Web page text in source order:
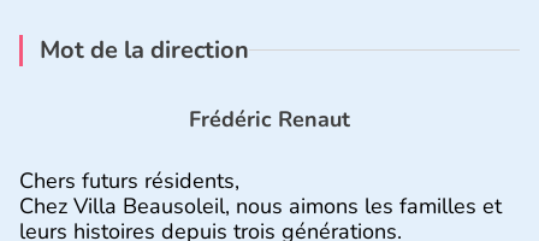
Mot de la direction
Frédéric Renaut
Chers futurs résidents,
Chez Villa Beausoleil, nous aimons les familles et
leurs histoires depuis trois générations.